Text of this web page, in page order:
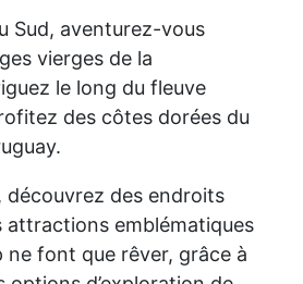
Sud, aventurez-vous
vierges de la
le long du fleuve
des côtes dorées du
découvrez des endroits
attractions emblématiques
ne font que rêver, grâce à